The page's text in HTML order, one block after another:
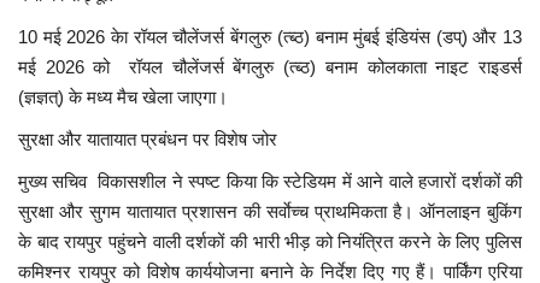
10 मई 2026 केा रॉयल चौलेंजर्स बेंगलुरु (त्ब्ठ) बनाम मुंबई इंडियंस (डप्) और 13
मई 2026 को रॉयल चौलेंजर्स बेंगलुरु (त्ब्ठ) बनाम कोलकाता नाइट राइडर्स
(ज्ञज्ञत्) के मध्य मैच खेला जाएगा।
सुरक्षा और यातायात प्रबंधन पर विशेष जोर
मुख्य सचिव विकासशील ने स्पष्ट किया कि स्टेडियम में आने वाले हजारों दर्शकों की
सुरक्षा और सुगम यातायात प्रशासन की सर्वाेच्च प्राथमिकता है। ऑनलाइन बुकिंग
के बाद रायपुर पहुंचने वाली दर्शकों की भारी भीड़ को नियंत्रित करने के लिए पुलिस
कमिश्नर रायपुर को विशेष कार्ययोजना बनाने के निर्देश दिए गए हैं। पार्किंग एरिया